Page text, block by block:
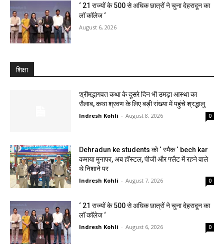
‘ 21 राज्यों के 500 से अधिक छात्रों ने चुना देहरादून का
लाॅ काॅलेज ‘
August 6, 2026
शिक्षा
श्रीमद्भागवत कथा के दूसरे दिन भी उमड़ा आस्था का
सैलाब, कथा श्रवण के लिए बड़ी संख्या में पहुंचे श्रद्धालु
Indresh Kohli - August 8, 2026 0
Dehradun ke students को ‘ स्मैक ‘ bech kar
कमाया मुनाफा, अब हॉस्टल, पीजी और फ्लैट में रहने वाले
थे निशाने पर
Indresh Kohli - August 7, 2026 0
‘ 21 राज्यों के 500 से अधिक छात्रों ने चुना देहरादून का
लाॅ काॅलेज ‘
Indresh Kohli - August 6, 2026 0